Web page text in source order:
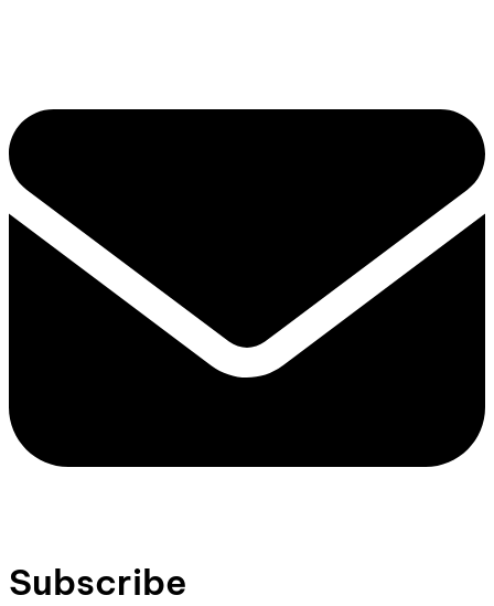
Subscribe